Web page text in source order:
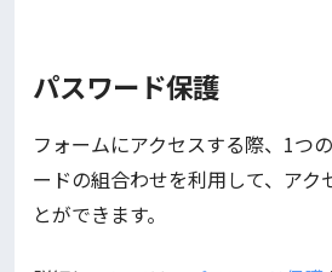
パスワード保護
フォームにアクセスする際、1つ
ードの組合わせを利用して、アク
とができます。